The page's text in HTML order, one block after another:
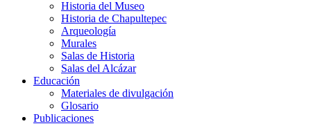
Historia del Museo
Historia de Chapultepec
Arqueología
Murales
Salas de Historia
Salas del Alcázar
Educación
Materiales de divulgación
Glosario
Publicaciones